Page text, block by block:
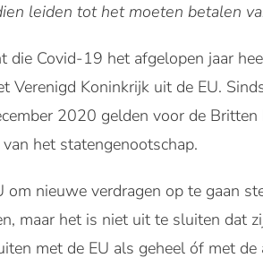
leiden tot het moeten betalen
die Covid-19 het afgelopen jaar
Verenigd Koninkrijk uit de EU.
2020 gelden voor de Britten
het statengenootschap.
nieuwe verdragen op te gaan
maar het is niet uit te sluiten dat
met de EU als geheel óf met